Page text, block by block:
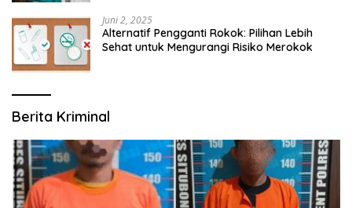
Juni 2, 2025
Alternatif Pengganti Rokok: Pilihan Lebih
Sehat untuk Mengurangi Risiko Merokok
Berita Kriminal